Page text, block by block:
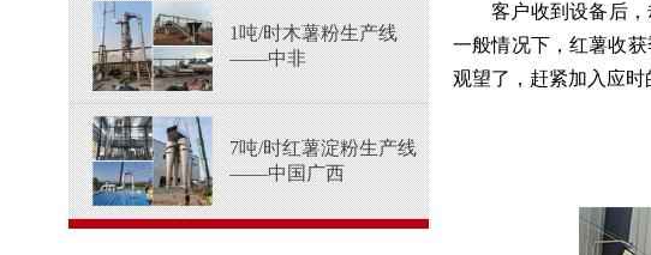
1吨/时木薯粉生产线
——中非
7吨/时红薯淀粉生产线
——中国广西
客户收到设备后
一般情况下，红薯收
观望了，赶紧加入应时